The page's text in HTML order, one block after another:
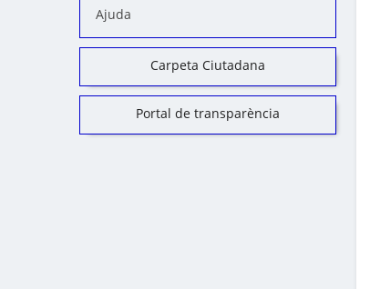
Ajuda
Carpeta Ciutadana
Portal de transparència